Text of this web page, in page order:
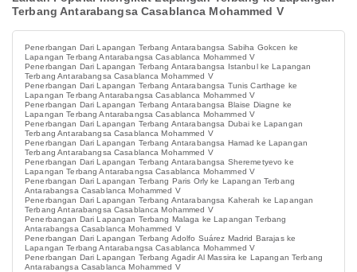
Terbang Antarabangsa Casablanca Mohammed V
Penerbangan Dari Lapangan Terbang Antarabangsa Sabiha Gokcen ke
Lapangan Terbang Antarabangsa Casablanca Mohammed V
Penerbangan Dari Lapangan Terbang Antarabangsa Istanbul ke Lapangan
Terbang Antarabangsa Casablanca Mohammed V
Penerbangan Dari Lapangan Terbang Antarabangsa Tunis Carthage ke
Lapangan Terbang Antarabangsa Casablanca Mohammed V
Penerbangan Dari Lapangan Terbang Antarabangsa Blaise Diagne ke
Lapangan Terbang Antarabangsa Casablanca Mohammed V
Penerbangan Dari Lapangan Terbang Antarabangsa Dubai ke Lapangan
Terbang Antarabangsa Casablanca Mohammed V
Penerbangan Dari Lapangan Terbang Antarabangsa Hamad ke Lapangan
Terbang Antarabangsa Casablanca Mohammed V
Penerbangan Dari Lapangan Terbang Antarabangsa Sheremetyevo ke
Lapangan Terbang Antarabangsa Casablanca Mohammed V
Penerbangan Dari Lapangan Terbang Paris Orly ke Lapangan Terbang
Antarabangsa Casablanca Mohammed V
Penerbangan Dari Lapangan Terbang Antarabangsa Kaherah ke Lapangan
Terbang Antarabangsa Casablanca Mohammed V
Penerbangan Dari Lapangan Terbang Malaga ke Lapangan Terbang
Antarabangsa Casablanca Mohammed V
Penerbangan Dari Lapangan Terbang Adolfo Suárez Madrid Barajas ke
Lapangan Terbang Antarabangsa Casablanca Mohammed V
Penerbangan Dari Lapangan Terbang Agadir Al Massira ke Lapangan Terbang
Antarabangsa Casablanca Mohammed V